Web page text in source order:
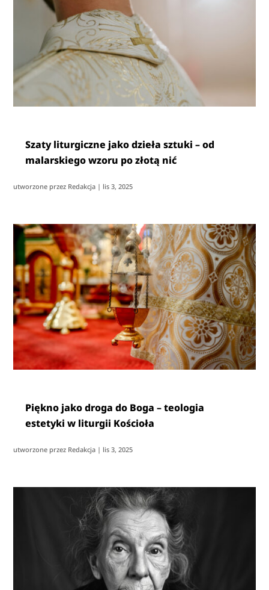
Szaty liturgiczne jako dzieła sztuki – od
malarskiego wzoru po złotą nić
utworzone przez Redakcja | lis 3, 2025
Piękno jako droga do Boga – teologia
estetyki w liturgii Kościoła
utworzone przez Redakcja | lis 3, 2025